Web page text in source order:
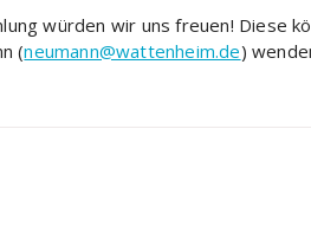
würden wir uns freuen! Diese
(neumann@wattenheim.de)